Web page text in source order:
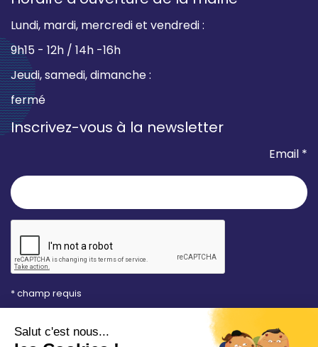
Lundi, mardi, mercredi et vendredi :
9h15 - 12h / 14h -16h
Jeudi, samedi, dimanche :
fermé
Inscrivez-vous à la newsletter
Email *
* champ requis